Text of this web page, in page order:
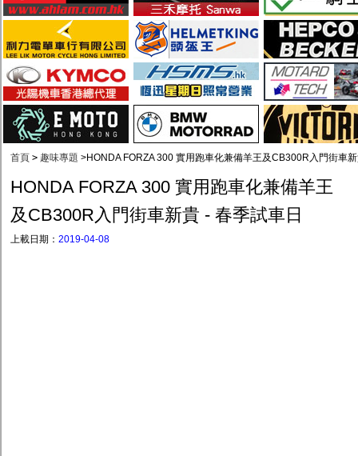
首頁 > 趣味專題 >HONDA FORZA 300 實用跑車化兼備羊王及CB300R入門街車
HONDA FORZA 300 實用跑車化兼備羊王
及CB300R入門街車新貴 - 春季試車日
上載日期： 2019-04-08